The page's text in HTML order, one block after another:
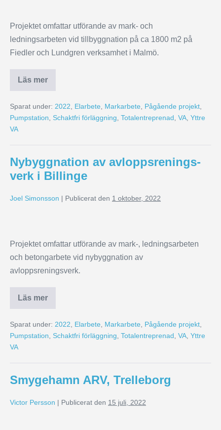
Projektet omfattar utförande av mark- och
ledningsarbeten vid tillbyggnation på ca 1800 m2 på
Fiedler och Lundgren verksamhet i Malmö.
Läs mer
Sparat under: 2022 Elarbete Markarbete Pågående projekt
Pumpstation
Schaktfri förläggning Totalentreprenad VA Yttre
VA
Nybyggnation av avloppsrenings-
verk i Billinge
Joel Simonsson | Publicerat den 1 oktober, 2022
Projektet omfattar utförande av mark-, ledningsarbeten
och betongarbete vid nybyggnation av
avloppsreningsverk.
Läs mer
Sparat under: 2022 Elarbete Markarbete Pågående projekt
Pumpstation
Schaktfri förläggning Totalentreprenad VA Yttre
VA
Smygehamn ARV, Trelleborg
Victor Persson | Publicerat den 15 juli, 2022